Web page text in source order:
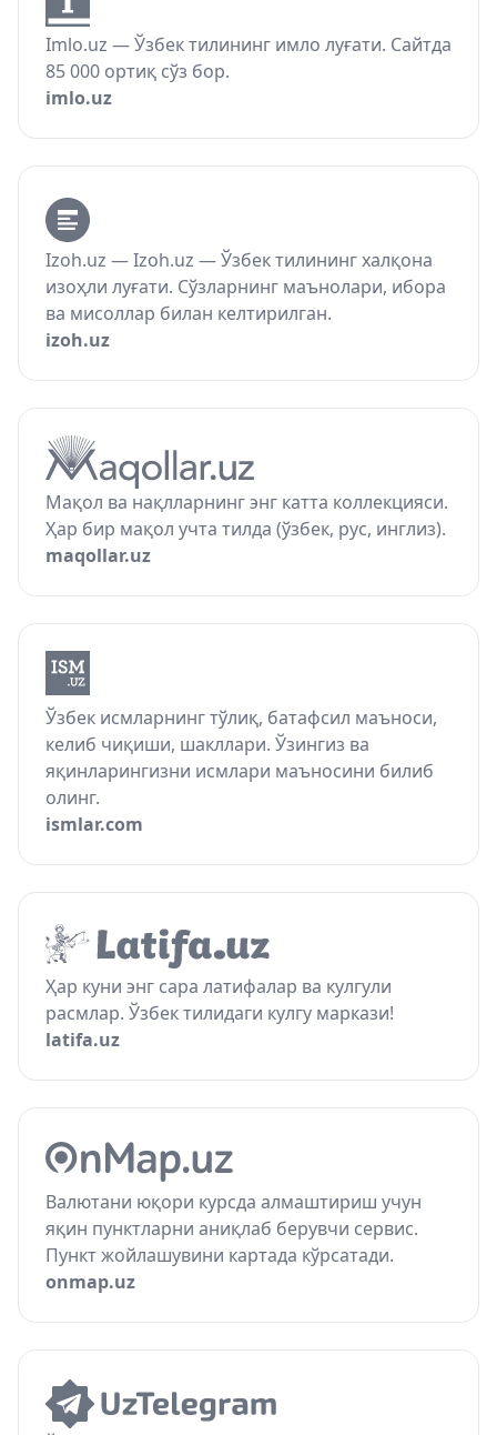
Imlo.uz — Ўзбек тилининг имло луғати. Сайтда
85 000 ортиқ сўз бор.
imlo.uz
Izoh.uz — Izoh.uz — Ўзбек тилининг халқона
изоҳли луғати. Сўзларнинг маънолари, ибора
ва мисоллар билан келтирилган.
izoh.uz
Мақол ва нақлларнинг энг катта коллекцияси.
Ҳар бир мақол учта тилда (ўзбек, рус, инглиз).
maqollar.uz
Ўзбек исмларнинг тўлиқ, батафсил маъноси,
келиб чиқиши, шакллари. Ўзингиз ва
яқинларингизни исмлари маъносини билиб
олинг.
ismlar.com
Ҳар куни энг сара латифалар ва кулгули
расмлар. Ўзбек тилидаги кулгу маркази!
latifa.uz
Валютани юқори курсда алмаштириш учун
яқин пунктларни аниқлаб берувчи сервис.
Пункт жойлашувини картада кўрсатади.
onmap.uz